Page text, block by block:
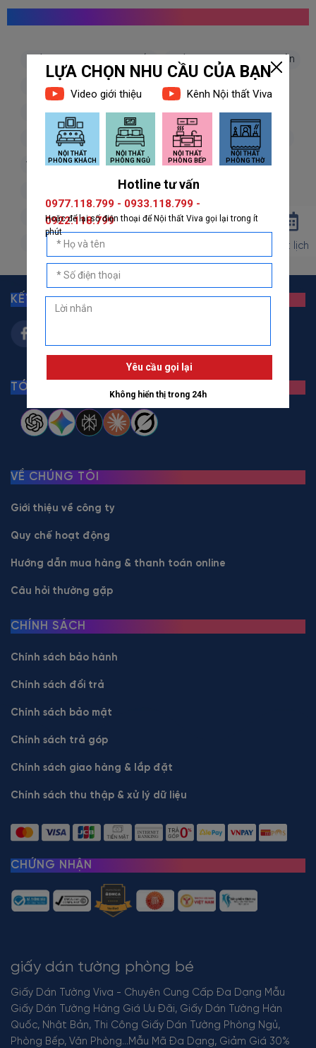
giấy dán tường nhật bản
giấy dán tường 3d giấy dán tường phòng khách
giấy dán tường phòng ngủ giấy dán tường bếp
giấy dán tường phòng thờ giấy dán tường trẻ em
vải dán tường dán decal decal dán tường
giấy dán tường giả đá
giấy dán tường giả gỗ giấy dán tường giả gạch
giấy dán tường giả vải
giấy dán tường phòng bé
Giấy Dán Tường Viva - Chuyên Cung Cấp Đa Dạng Mẫu
Giấy Dán Tường Hàng Giá Ưu Đãi, Giấy Dán Tường Hàn
Quốc, Nhật Bản, Thi Công Giấy Dán Tường Phòng Ngủ,
Phòng Bếp, Văn Phòng...Mẫu Mã Đa Dạng, Giảm Giá 30%
KẾT NỐI VỚI GIẤY DÁN TƯỜNG
TÓM TẮT BẰNG AI
VỀ CHÚNG TÔI
Giới thiệu về công ty
Quy chế hoạt động
Hướng dẫn mua hàng & thanh toán online
Câu hỏi thường gặp
CHÍNH SÁCH
Chính sách bảo hành
Chính sách đổi trả
Chính sách bảo mật
Chính sách trả góp
Chính sách giao hàng & lắp đặt
Chính sách thu thập & xử lý dữ liệu
CHỨNG NHẬN
Đặt lịch